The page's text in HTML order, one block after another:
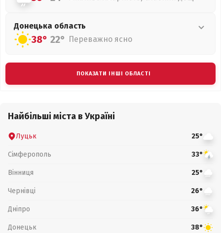
Донецька область
38° 22° Переважно ясно
ПОКАЗАТИ ІНШІ ОБЛАСТІ
Найбільші міста в Україні
Луцьк 25°
Сімферополь 33°
Вінниця 25°
Чернівці 26°
Дніпро 36°
Донецьк 38°